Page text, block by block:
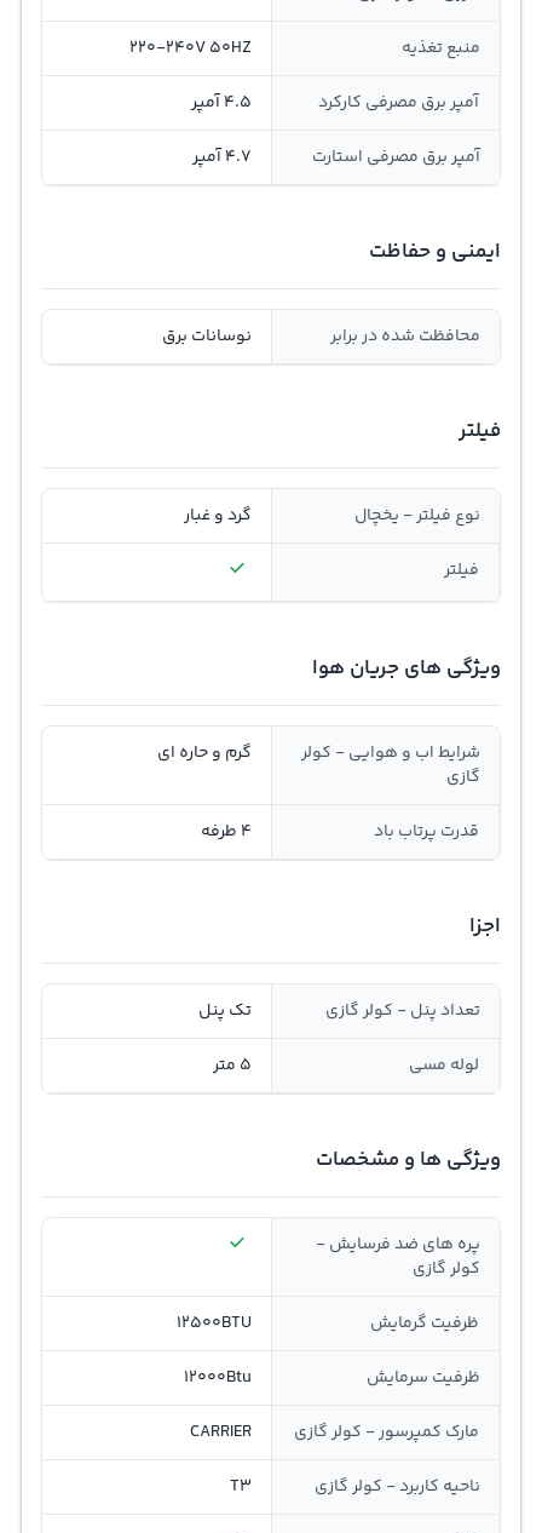
منبع تغذیه 220-240V 50HZ
آمپر برق مصرفی کارکرد 4.5 آمپر
آمپر برق مصرفی استارت 4.7 آمپر
ایمنی و حفاظت
محافظت شده در برابر نوسانات برق
فیلتر
نوع فیلتر - یخچال گرد و غبار
فیلتر
ویژگی های جریان هوا
شرایط اب و هوایی - کولر
گازی
گرم و حاره ای
قدرت پرتاب باد 4 طرفه
اجزا
تعداد پنل - کولر گازی تک پنل
لوله مسی 5 متر
ویژگی ها و مشخصات
پره های ضد فرسایش -
کولر گازی
ظرفيت گرمايش 12500BTU
ظرفيت سرمايش 12000Btu
مارک کمپرسور - کولر گازی CARRIER
ناحیه کاربرد - کولر گازی T3